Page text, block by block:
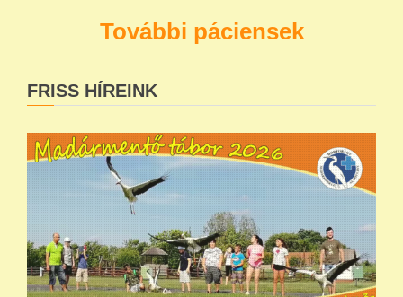
További páciensek
FRISS HÍREINK